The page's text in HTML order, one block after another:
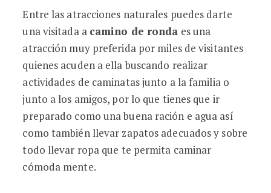
Entre las atracciones naturales puedes darte
una visitada a camino de ronda es una
atracción muy preferida por miles de visitantes
quienes acuden a ella buscando realizar
actividades de caminatas junto a la familia o
junto a los amigos, por lo que tienes que ir
preparado como una buena ración e agua así
como también llevar zapatos adecuados y sobre
todo llevar ropa que te permita caminar
cómoda mente.